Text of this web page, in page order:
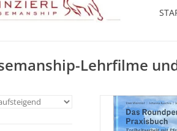
Lehrfilme
Das Roundpen-
· In sieben Stufen